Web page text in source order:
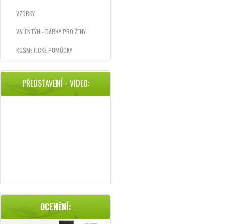
VZORKY
VALENTÝN - DÁRKY PRO ŽENY
KOSMETICKÉ POMŮCKY
PŘEDSTAVENÍ - VIDEO:
OCENĚNÍ: